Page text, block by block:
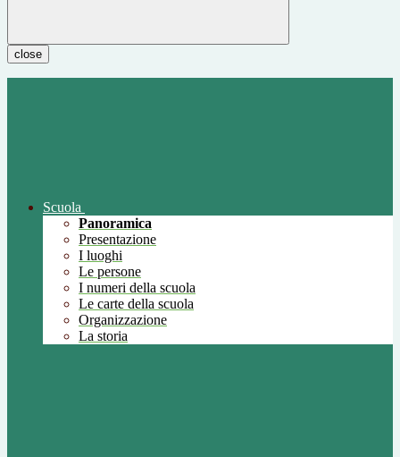
close
Scuola
Panoramica
Presentazione
I luoghi
Le persone
I numeri della scuola
Le carte della scuola
Organizzazione
La storia